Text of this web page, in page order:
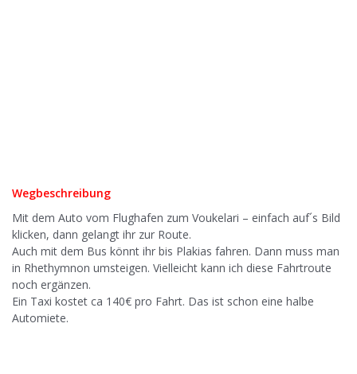
Wegbeschreibung
Mit dem Auto vom Flughafen zum Voukelari – einfach auf´s Bild
klicken, dann gelangt ihr zur Route.
Auch mit dem Bus könnt ihr bis Plakias fahren. Dann muss man
in Rhethymnon umsteigen. Vielleicht kann ich diese Fahrtroute
noch ergänzen.
Ein Taxi kostet ca 140€ pro Fahrt. Das ist schon eine halbe
Automiete.